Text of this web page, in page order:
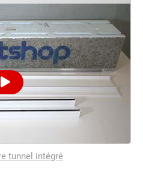
tunnel intégré